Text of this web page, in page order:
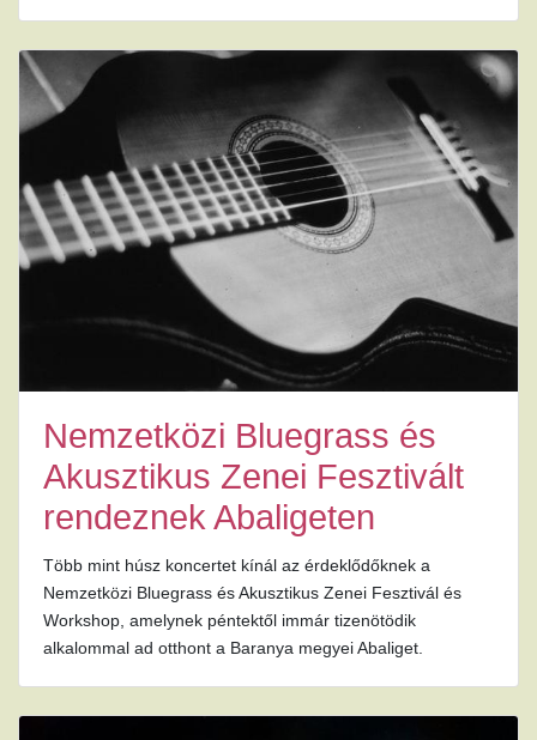
Nemzetközi Bluegrass és
Akusztikus Zenei Fesztivált
rendeznek Abaligeten
Több mint húsz koncertet kínál az érdeklődőknek a
Nemzetközi Bluegrass és Akusztikus Zenei Fesztivál és
Workshop, amelynek péntektől immár tizenötödik
alkalommal ad otthont a Baranya megyei Abaliget.